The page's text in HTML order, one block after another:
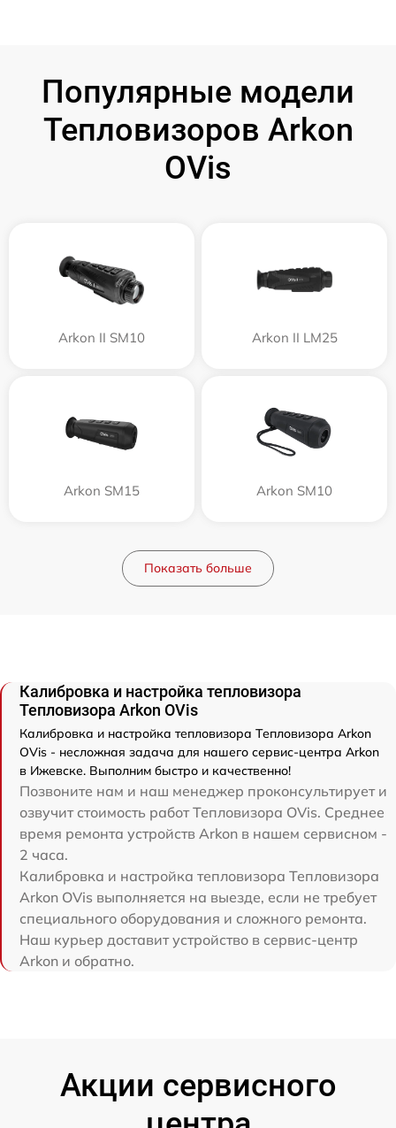
Популярные модели
Тепловизоров Arkon
OVis
Arkon II SM10 Arkon II LM25
Arkon SM15 Arkon SM10
Показать больше
Калибровка и настройка тепловизора
Тепловизора Arkon OVis
Калибровка и настройка тепловизора Тепловизора Arkon
OVis - несложная задача для нашего сервис-центра Arkon
в Ижевске. Выполним быстро и качественно!
Позвоните нам и наш менеджер проконсультирует и
озвучит стоимость работ Тепловизора OVis. Среднее
время ремонта устройств Arkon в нашем сервисном -
2 часа.
Калибровка и настройка тепловизора Тепловизора
Arkon OVis выполняется на выезде, если не требует
специального оборудования и сложного ремонта.
Наш курьер доставит устройство в сервис-центр
Arkon и обратно.
Акции сервисного